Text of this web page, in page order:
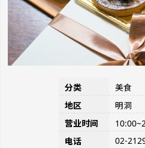
分类
美食
地区
明洞
营业时间
电话
02-